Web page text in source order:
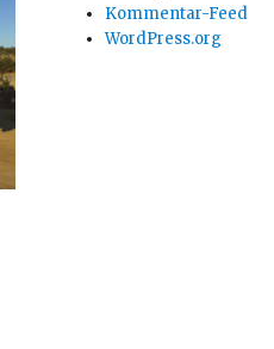
Kommentar-Feed
WordPress.org